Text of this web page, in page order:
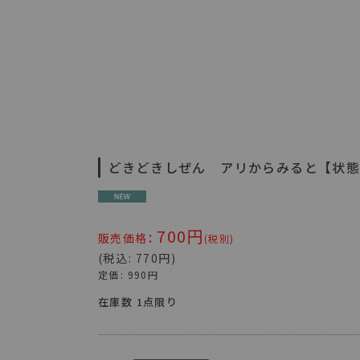
どきどきしぜん アリからみると【状
販売価格 : 700円 (税別)
(税込: 770円)
定価 : 990円
在庫数 1点限り